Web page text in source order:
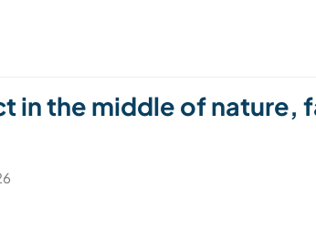
in the middle of nature,